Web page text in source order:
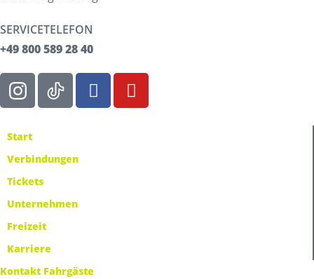
SERVICETELEFON
+49 800 589 28 40
Start
Verbindungen
Tickets
Unternehmen
Freizeit
Karriere
Kontakt Fahrgäste